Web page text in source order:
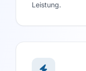
Leistung.